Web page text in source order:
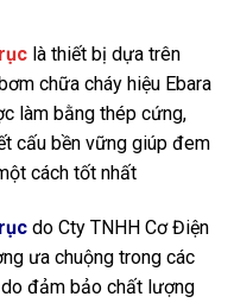
là thiết bị dựa trên
chữa cháy hiệu Ebara
làm bằng thép cứng,
cấu bền vững giúp đem
cách tốt nhất
do Cty TNHH Cơ Điện
ưa chuộng trong các
do đảm bảo chất lượng